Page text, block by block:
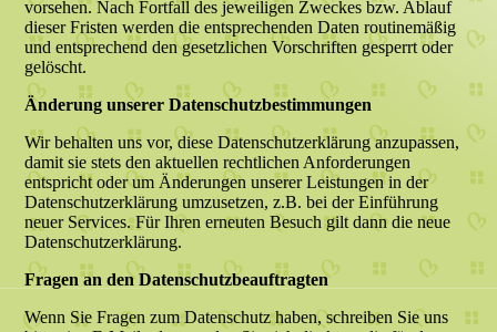
vorsehen. Nach Fortfall des jeweiligen Zweckes bzw. Ablauf
dieser Fristen werden die entsprechenden Daten routinemäßig
und entsprechend den gesetzlichen Vorschriften gesperrt oder
gelöscht.
Änderung unserer Datenschutzbestimmungen
Wir behalten uns vor, diese Datenschutzerklärung anzupassen,
damit sie stets den aktuellen rechtlichen Anforderungen
entspricht oder um Änderungen unserer Leistungen in der
Datenschutzerklärung umzusetzen, z.B. bei der Einführung
neuer Services. Für Ihren erneuten Besuch gilt dann die neue
Datenschutzerklärung.
Fragen an den Datenschutzbeauftragten
Wenn Sie Fragen zum Datenschutz haben, schreiben Sie uns